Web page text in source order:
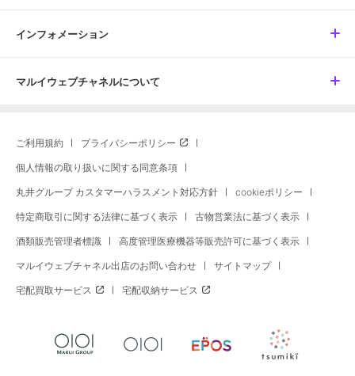
インフォメーション
マルイウェブチャネルについて
ご利用規約 プライバシーポリシー
個人情報の取り扱いに関する同意条項
丸井グループ カスタマーハラスメント対応方針 cookieポリシー
特定商取引に関する法律に基づく表示 古物営業法に基づく表示
酒類販売管理者標識 高度管理医療機器等販売許可に基づく表示
マルイウェブチャネル出店のお問い合わせ サイトマップ
宅配買取サービス 宅配収納サービス